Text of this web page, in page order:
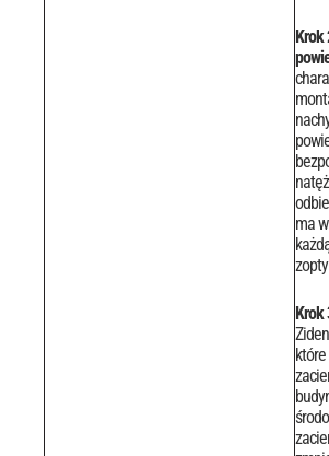
Krok
ma
Krok